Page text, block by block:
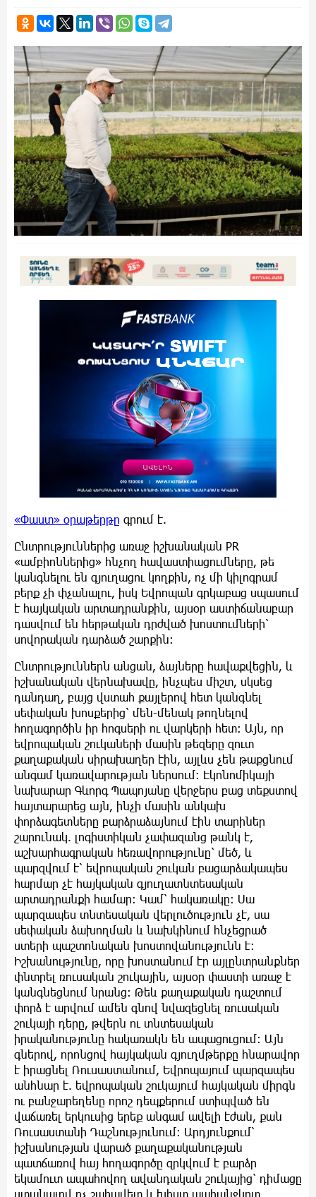
«Փաստ» օրաթերթը գրում է.
Ընտրություններից առաջ իշխանական PR
«ամբիոններից» հնչող հավաստիացումները, թե
կանգնելու են գյուղացու կողքին, ոչ մի կիլոգրամ
բերք չի փչանալու, իսկ Եվրոպան գրկաբաց սպասում
է հայկական արտադրանքին, այսօր աստիճանաբար
դասվում են հերթական դրժված խոստումների՝
սովորական դարձած շարքին։
Ընտրություններն անցան, ձայները հավաքվեցին, և
իշխանական վերնախավը, ինչպես միշտ, սկսեց
դանդաղ, բայց վստահ քայլերով հետ կանգնել
սեփական խոսքերից՝ մեն-մենակ թողնելով
հողագործին իր հոգսերի ու վարկերի հետ։ Այն, որ
եվրոպական շուկաների մասին թեզերը զուտ
քաղաքական սիրախաղեր էին, այլևս չեն թաքցնում
անգամ կառավարության ներսում։ Էկոնոմիկայի
նախարար Գևորգ Պապոյանը վերջերս բաց տեքստով
հայտարարեց այն, ինչի մասին անկախ
փորձագետները բարձրաձայնում էին տարիներ
շարունակ. լոգիստիկան չափազանց թանկ է,
աշխարհագրական հեռավորությունը՝ մեծ, և
պարզվում է՝ եվրոպական շուկան բացարձակապես
հարմար չէ հայկական գյուղատնտեսական
արտադրանքի համար։ Կամ՝ հակառակը: Սա
պարզապես տնտեսական վերլուծություն չէ, սա
սեփական ձախողման և նախկինում հնչեցրած
ստերի պաշտոնական խոստովանությունն է։
Իշխանությունը, որը խոստանում էր այլընտրանքներ
փնտրել ռուսական շուկային, այսօր փաստի առաջ է
կանգնեցնում նրանց։ Թեև քաղաքական դաշտում
փորձ է արվում ամեն գնով նվազեցնել ռուսական
շուկայի դերը, թվերն ու տնտեսական
իրականությունը հակառակն են ապացուցում։ Այն
գներով, որոնցով հայկական գյուղմթերքը հնարավոր
է իրացնել Ռուսաստանում, Եվրոպայում պարզապես
անհնար է. եվրոպական շուկայում հայկական միրգն
ու բանջարեղենը որոշ դեպքերում ստիպված են
վաճառել երկուսից երեք անգամ ավելի էժան, քան
Ռուսաստանի Դաշնությունում։ Արդյունքում՝
իշխանության վարած քաղաքականության
պատճառով հայ հողագործը զրկվում է բարձր
եկամուտ ապահովող ավանդական շուկայից՝ դիմացը
ստանալով ոչ շահավետ և խիստ պահանջկոտ